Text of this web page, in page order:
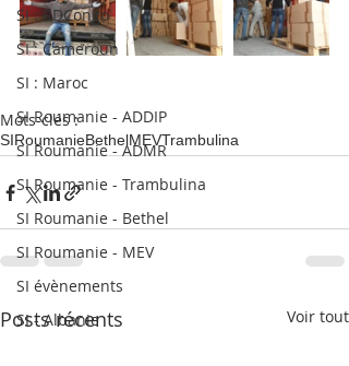
SI : RDCongo
SI : Cameroun
SI : Maroc
SI Roumanie - ADDIP
SI Roumanie - ADMR
SI Roumanie - Trambulina
SI Roumanie - Bethel
SI Roumanie - MEV
SI évènements
SI - Albanie
Mots-clés :
SIRoumanieBethelMEVTrambulina
Posts récents Voir tout